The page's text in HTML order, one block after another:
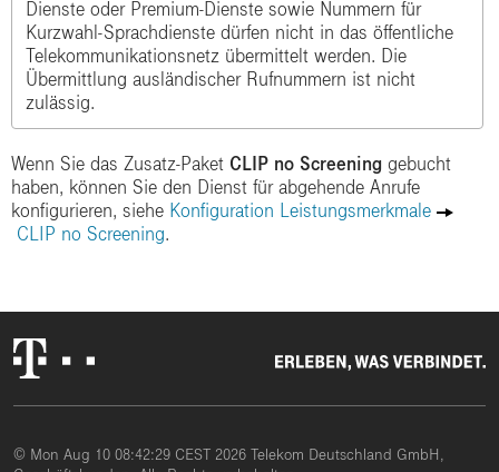
Dienste oder Premium-Dienste sowie Nummern für
Kurzwahl-Sprachdienste dürfen nicht in das öffentliche
Telekommunikationsnetz übermittelt werden. Die
Übermittlung ausländischer Rufnummern ist nicht
zulässig.
Wenn Sie das Zusatz-Paket CLIP no Screening gebucht
haben, können Sie den Dienst für abgehende Anrufe
konfigurieren, siehe Konfiguration Leistungsmerkmale
CLIP no Screening.
© Mon Aug 10 08:42:29 CEST 2026 Telekom Deutschland GmbH,